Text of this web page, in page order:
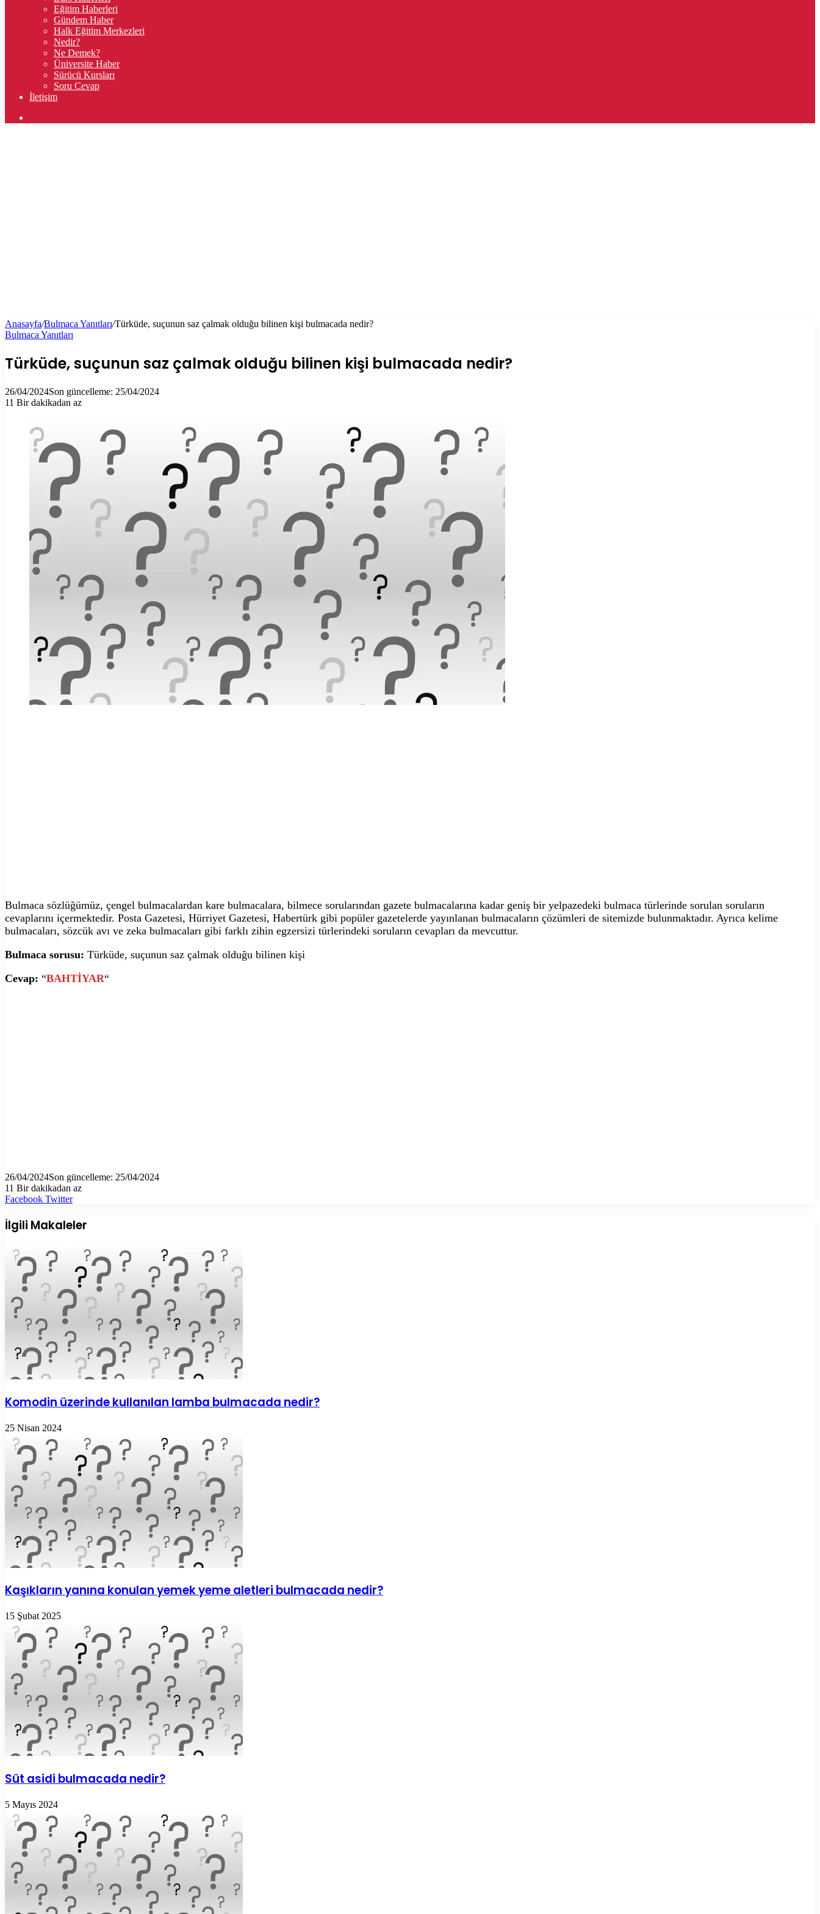
Eğitim Haberleri
Gündem Haber
Halk Eğitim Merkezleri
Nedir?
Ne Demek?
Üniversite Haber
Sürücü Kursları
Soru Cevap
İletişim
Anasayfa/Bulmaca Yanıtları/Türküde, suçunun saz çalmak olduğu bilinen kişi bulmacada nedir?
Bulmaca Yanıtları
Türküde, suçunun saz çalmak olduğu bilinen kişi bulmacada nedir?
26/04/2024Son güncelleme: 25/04/2024
11 Bir dakikadan az
Bulmaca sözlüğümüz, çengel bulmacalardan kare bulmacalara, bilmece sorularından gazete bulmacalarına kadar geniş bir yelpazedeki bulmaca türlerinde sorulan soruların
cevaplarını içermektedir. Posta Gazetesi, Hürriyet Gazetesi, Habertürk gibi popüler gazetelerde yayınlanan bulmacaların çözümleri de sitemizde bulunmaktadır. Ayrıca kelime
bulmacaları, sözcük avı ve zeka bulmacaları gibi farklı zihin egzersizi türlerindeki soruların cevapları da mevcuttur.
Bulmaca sorusu: Türküde, suçunun saz çalmak olduğu bilinen kişi
Cevap: “BAHTİYAR“
26/04/2024Son güncelleme: 25/04/2024
11 Bir dakikadan az
Facebook TwitterLinkedIn
Tumblr
Pinterest
Reddit
VKontakte
E-
ile
paylaş
Yazdır
İlgili Makaleler
Komodin üzerinde kullanılan lamba bulmacada nedir?
25 Nisan 2024
Kaşıkların yanına konulan yemek yeme aletleri bulmacada nedir?
15 Şubat 2025
Süt asidi bulmacada nedir?
5 Mayıs 2024